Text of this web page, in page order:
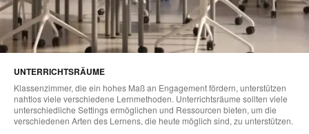
UNTERRICHTSRÄUME
Klassenzimmer, die ein hohes Maß an Engagement fördern, unterstützen
nahtlos viele verschiedene Lernmethoden. Unterrichtsräume sollten viele
unterschiedliche Settings ermöglichen und Ressourcen bieten, um die
verschiedenen Arten des Lernens, die heute möglich sind, zu unterstützen.